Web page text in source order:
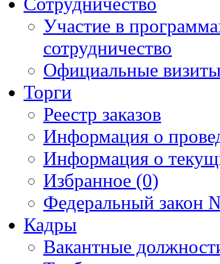
Участие в
сотрудничество
Официальные
Торги
Реестр заказов
Информация о
Информация о
Избранное (0)
Федеральный закон
Кадры
Вакантные